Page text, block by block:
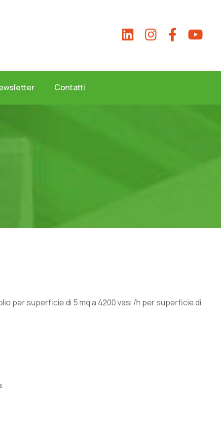
Contatti
per superficie di 5 mq a 4200 vasi /h per superficie di